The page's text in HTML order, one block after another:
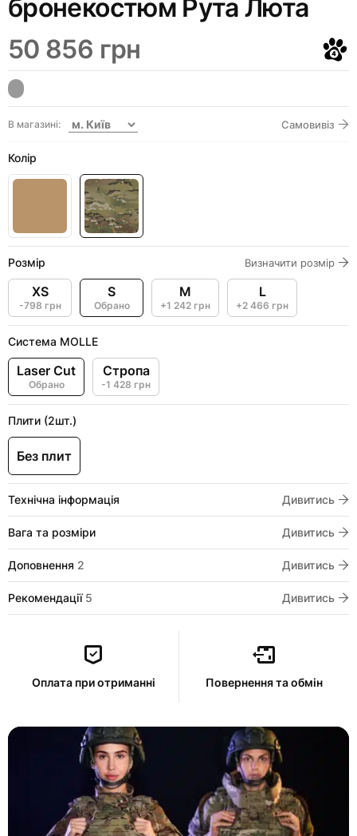
бронекостюм Рута Люта
50 856 грн
В магазині: Самовивіз
Колір
Розмір Визначити розмір
XS
-798 грн
S
Обрано
M
+1 242 грн
L
+2 466 грн
Система MOLLE
Laser Cut
Обрано
Стропа
-1 428 грн
Плити (2шт.)
Без плит
Технічна інформація Дивитись
Вага та розміри Дивитись
Доповнення 2 Дивитись
Рекомендації 5 Дивитись
Оплата при отриманні Повернення та обмін